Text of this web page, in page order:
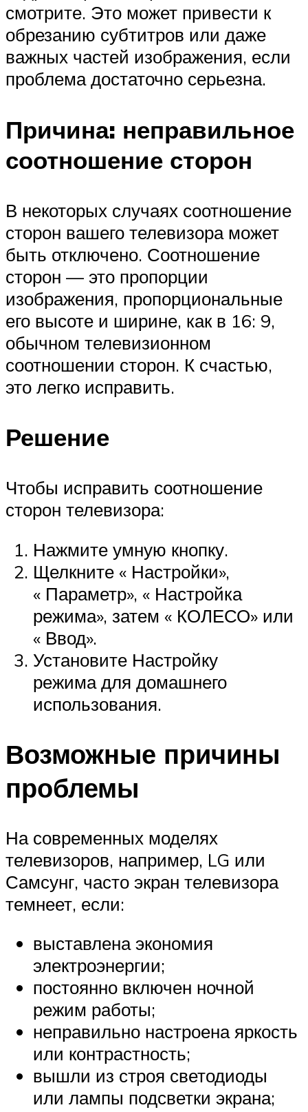
смотрите. Это может привести к
обрезанию субтитров или даже
важных частей изображения, если
проблема достаточно серьезна.
Причина: неправильное
соотношение сторон
В некоторых случаях соотношение
сторон вашего телевизора может
быть отключено. Соотношение
сторон — это пропорции
изображения, пропорциональные
его высоте и ширине, как в 16: 9,
обычном телевизионном
соотношении сторон. К счастью,
это легко исправить.
Решение
Чтобы исправить соотношение
сторон телевизора:
Нажмите умную кнопку.
Щелкните « Настройки»,
« Параметр», « Настройка
режима», затем « КОЛЕСО» или
« Ввод».
Установите Настройку
режима для домашнего
использования.
Возможные причины
проблемы
На современных моделях
телевизоров, например, LG или
Самсунг, часто экран телевизора
темнеет, если:
выставлена экономия
электроэнергии;
постоянно включен ночной
режим работы;
неправильно настроена яркость
или контрастность;
вышли из строя светодиоды
или лампы подсветки экрана;